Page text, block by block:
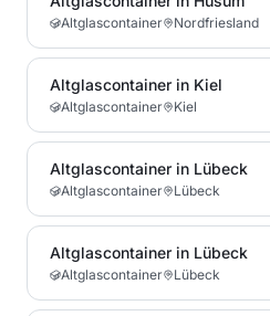
Altglascontainer Nordfriesland
Altglascontainer in Kiel
Altglascontainer Kiel
Altglascontainer in Lübeck
Altglascontainer Lübeck
Altglascontainer in Lübeck
Altglascontainer Lübeck